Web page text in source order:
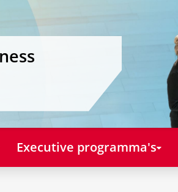
Executive programma's